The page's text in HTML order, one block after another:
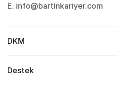
E. info@bartinkariyer.com
DKM
Destek